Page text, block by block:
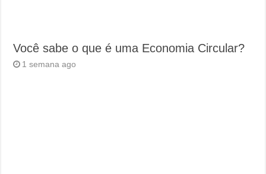
Você sabe o que é uma Economia Circular?
1 semana ago